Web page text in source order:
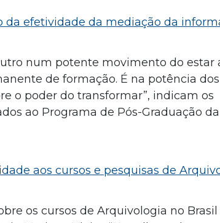
efetividade da mediação da
num potente movimento do estar
de formação. É na potência dos
o poder do transformar”, indicam os
ao Programa de Pós-Graduação da
aos cursos e pesquisas de
os cursos de Arquivologia no Brasil